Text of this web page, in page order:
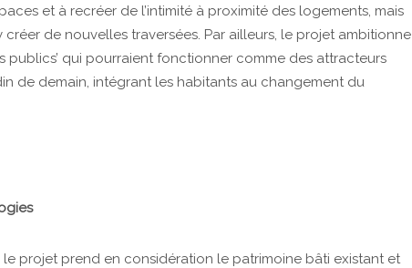
et à recréer de l’intimité à proximité des logements, mais
de nouvelles traversées. Par ailleurs, le projet ambitionne
publics’ qui pourraient fonctionner comme des attracteurs
de demain, intégrant les habitants au changement du
le projet prend en considération le patrimoine bâti existant et